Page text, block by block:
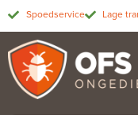
Spoedservice Lage